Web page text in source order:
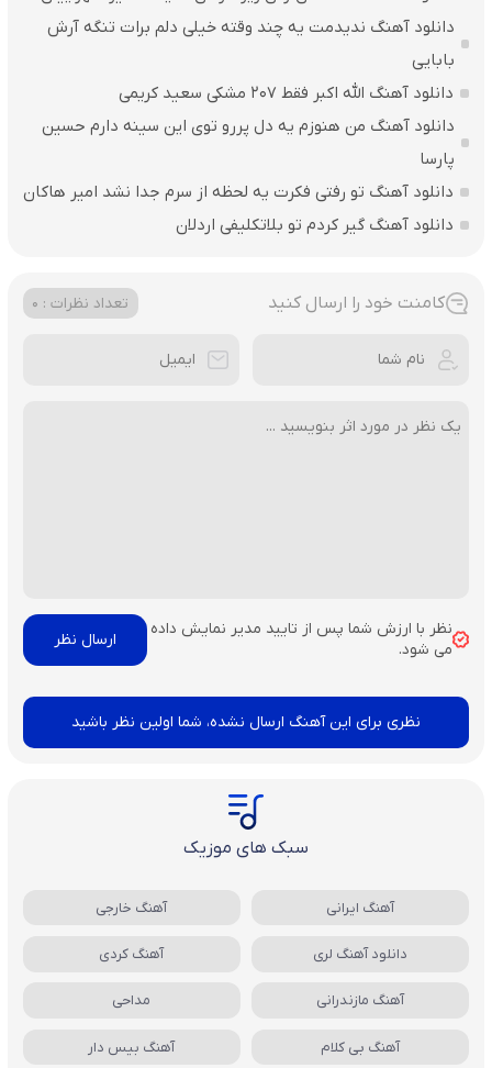
دانلود آهنگ ندیدمت یه چند وقته خیلی دلم برات تنگه آرش
بابایی
دانلود آهنگ الله اکبر فقط 207 مشکی سعید کریمی
دانلود آهنگ من هنوزم یه دل پررو توی این سینه دارم حسین
پارسا
دانلود آهنگ تو رفتی فکرت یه لحظه از سرم جدا نشد امیر هاکان
دانلود آهنگ گیر کردم تو بلاتکلیفی اردلان
کامنت خود را ارسال کنید تعداد نظرات : 0
نظر با ارزش شما پس از تایید مدیر نمایش داده
می شود.
نظری برای این آهنگ ارسال نشده، شما اولین نظر باشید
سبک های موزیک
آهنگ ایرانی آهنگ خارجی
دانلود آهنگ لری آهنگ کردی
آهنگ مازندرانی مداحی
آهنگ بی کلام آهنگ بیس دار